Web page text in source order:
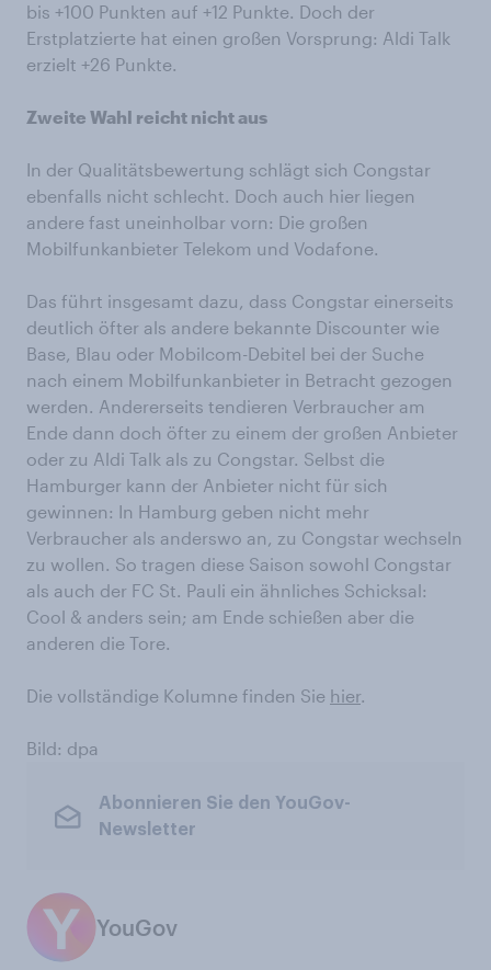
bis +100 Punkten auf +12 Punkte. Doch der
Erstplatzierte hat einen großen Vorsprung: Aldi Talk
erzielt +26 Punkte.
Zweite Wahl reicht nicht aus
In der Qualitätsbewertung schlägt sich Congstar
ebenfalls nicht schlecht. Doch auch hier liegen
andere fast uneinholbar vorn: Die großen
Mobilfunkanbieter Telekom und Vodafone.
Das führt insgesamt dazu, dass Congstar einerseits
deutlich öfter als andere bekannte Discounter wie
Base, Blau oder Mobilcom-Debitel bei der Suche
nach einem Mobilfunkanbieter in Betracht gezogen
werden. Andererseits tendieren Verbraucher am
Ende dann doch öfter zu einem der großen Anbieter
oder zu Aldi Talk als zu Congstar. Selbst die
Hamburger kann der Anbieter nicht für sich
gewinnen: In Hamburg geben nicht mehr
Verbraucher als anderswo an, zu Congstar wechseln
zu wollen. So tragen diese Saison sowohl Congstar
als auch der FC St. Pauli ein ähnliches Schicksal:
Cool & anders sein; am Ende schießen aber die
anderen die Tore.
Die vollständige Kolumne finden Sie hier.
Bild: dpa
Abonnieren Sie den YouGov-
Newsletter
YouGov